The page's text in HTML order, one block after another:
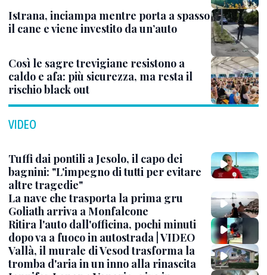
Istrana, inciampa mentre porta a spasso
il cane e viene investito da un’auto
Così le sagre trevigiane resistono a
caldo e afa: più sicurezza, ma resta il
rischio black out
VIDEO
Tuffi dai pontili a Jesolo, il capo dei
bagnini: "L'impegno di tutti per evitare
altre tragedie"
La nave che trasporta la prima gru
Goliath arriva a Monfalcone
Ritira l'auto dall'officina, pochi minuti
dopo va a fuoco in autostrada | VIDEO
Vallà, il murale di Vesod trasforma la
tromba d'aria in un inno alla rinascita